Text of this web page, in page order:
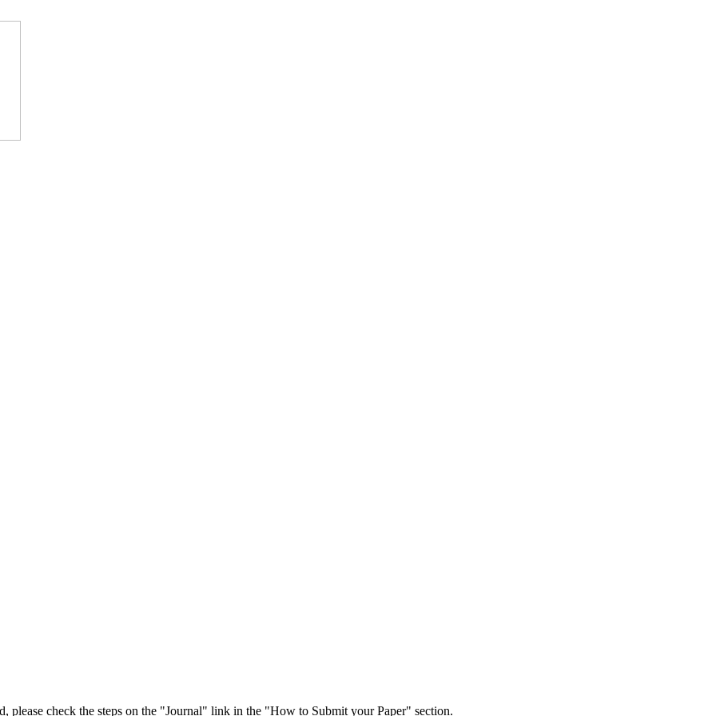
please check the steps on the "Journal" link in the "How to Submit your Paper" section.